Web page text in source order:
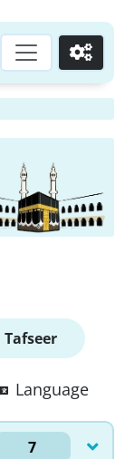
Go
Tafseer
Language
7